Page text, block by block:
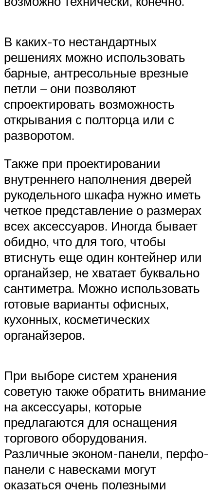
В каких-то нестандартных
решениях можно использовать
барные, антресольные врезные
петли – они позволяют
спроектировать возможность
открывания с полторца или с
разворотом.
Также при проектировании
внутреннего наполнения дверей
рукодельного шкафа нужно иметь
четкое представление о размерах
всех аксессуаров. Иногда бывает
обидно, что для того, чтобы
втиснуть еще один контейнер или
органайзер, не хватает буквально
сантиметра. Можно использовать
готовые варианты офисных,
кухонных, косметических
органайзеров.
При выборе систем хранения
советую также обратить внимание
на аксессуары, которые
предлагаются для оснащения
торгового оборудования.
Различные эконом-панели, перфо-
панели с навесками могут
оказаться очень полезными